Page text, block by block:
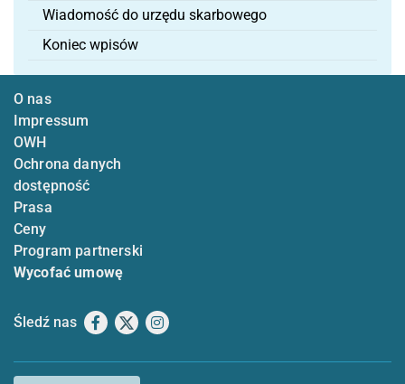
Wiadomość do urzędu skarbowego
Koniec wpisów
O nas
Impressum
OWH
Ochrona danych
dostępność
Prasa
Ceny
Program partnerski
Wycofać umowę
Śledź nas Facebook
X Instagram